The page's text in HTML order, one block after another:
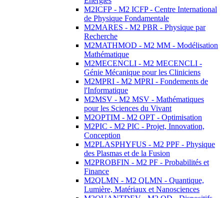
M2ICFP - M2 ICFP - Centre International
de Physique Fondamentale
M2MARES - M2 PBR - Physique par
Recherche
M2MATHMOD - M2 MM - Modélisation
Mathématique
M2MECENCLI - M2 MECENCLI -
Génie Mécanique pour les Cliniciens
M2MPRI - M2 MPRI - Fondements de
l'Informatique
M2MSV - M2 MSV - Mathématiques
pour les Sciences du Vivant
M2OPTIM - M2 OPT - Optimisation
M2PIC - M2 PIC - Projet, Innovation,
Conception
M2PLASPHYFUS - M2 PPF - Physique
des Plasmas et de la Fusion
M2PROBFIN - M2 PF - Probabilités et
Finance
M2QLMN - M2 QLMN - Quantique,
Lumière, Matériaux et Nanosciences